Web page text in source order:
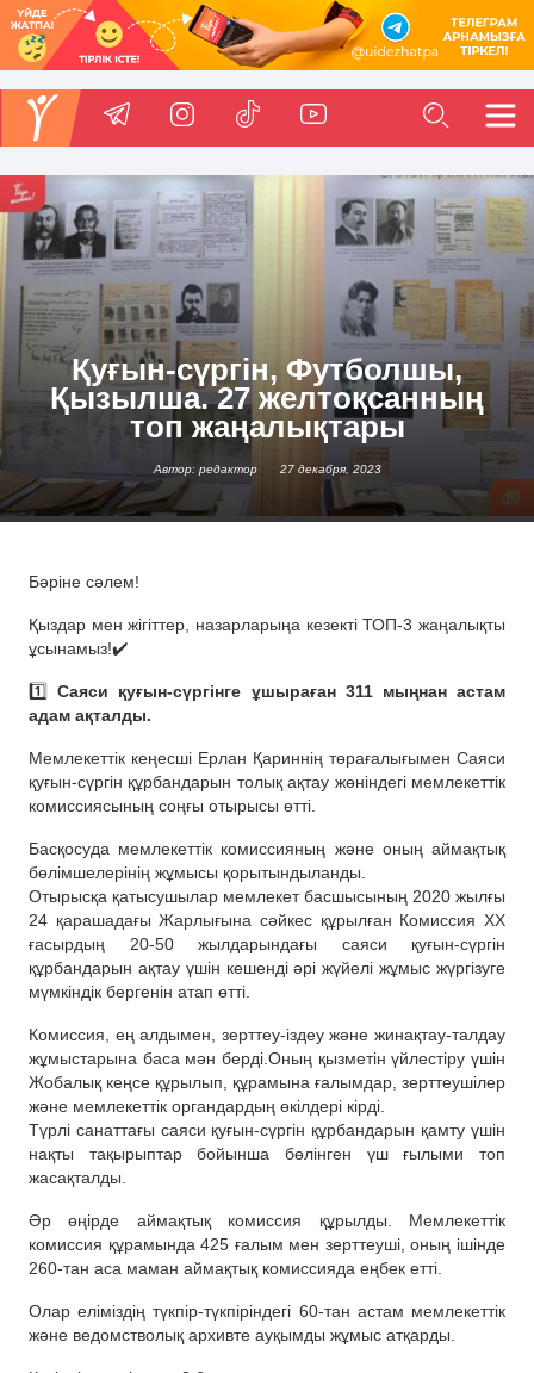
Қуғын-сүргін, Футболшы,
Қызылша. 27 желтоқсанның
топ жаңалықтары
Автор: редактор 27 декабря, 2023
Бәріне сәлем!
Қыздар мен жігіттер, назарларыңа кезекті ТОП-3 жаңалықты
ұсынамыз!✔️
1️⃣Саяси қуғын-сүргінге ұшыраған 311 мыңнан астам
адам ақталды.
Мемлекеттік кеңесші Ерлан Қариннің төрағалығымен Саяси
қуғын-сүргін құрбандарын толық ақтау жөніндегі мемлекеттік
комиссиясының соңғы отырысы өтті.
Басқосуда мемлекеттік комиссияның және оның аймақтық
бөлімшелерінің жұмысы қорытындыланды.
Отырысқа қатысушылар мемлекет басшысының 2020 жылғы
24 қарашадағы Жарлығына сәйкес құрылған Комиссия ХХ
ғасырдың 20-50 жылдарындағы саяси қуғын-сүргін
құрбандарын ақтау үшін кешенді әрі жүйелі жұмыс жүргізуге
мүмкіндік бергенін атап өтті.
Комиссия, ең алдымен, зерттеу-іздеу және жинақтау-талдау
жұмыстарына баса мән берді.Оның қызметін үйлестіру үшін
Жобалық кеңсе құрылып, құрамына ғалымдар, зерттеушілер
және мемлекеттік органдардың өкілдері кірді.
Түрлі санаттағы саяси қуғын-сүргін құрбандарын қамту үшін
нақты тақырыптар бойынша бөлінген үш ғылыми топ
жасақталды.
Әр өңірде аймақтық комиссия құрылды. Мемлекеттік
комиссия құрамында 425 ғалым мен зерттеуші, оның ішінде
260-тан аса маман аймақтық комиссияда еңбек етті.
Олар еліміздің түкпір-түкпіріндегі 60-тан астам мемлекеттік
және ведомстволық архивте ауқымды жұмыс атқарды.